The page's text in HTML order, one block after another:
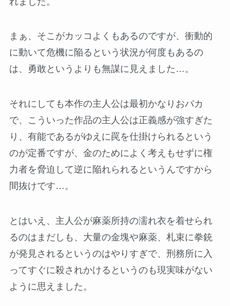
まぁ、そこがカッコよくもあるのですが、衝動的
に動いて危機に陥るという状況が何度もあるの
は、勇敢というよりも無謀に見えました…。
それにしても本作の主人公は最初かなりおバカ
で、こういった作品の主人公は正義感が強すぎた
り、有能であるがゆえに罠を仕掛けられるという
のが定番ですが、金のためによく考えもせずに権
力者を脅迫して逆に陥れられるというんですから
間抜けです…。
とはいえ、主人公が麻薬所持の濡れ衣を着せられ
るのはまだしも、大量の金塊や麻薬、札束に拳銃
が発見されるというのはやりすぎで、刑務所に入
ってすぐに殺されかけるというのも現実味がない
ように思えました。